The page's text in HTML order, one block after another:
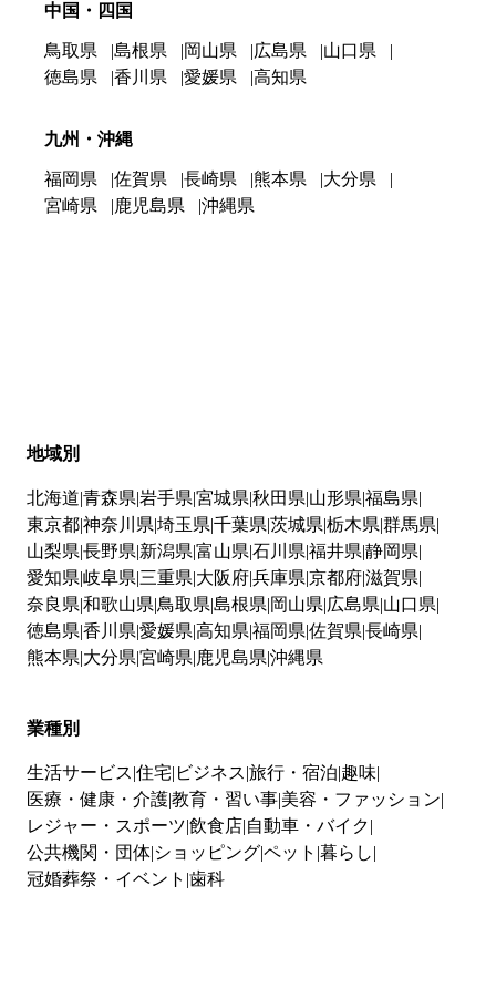
中国・四国
鳥取県 島根県 岡山県 広島県
山口県
徳島県
香川県 愛媛県 高知県
九州・沖縄
福岡県 佐賀県 長崎県 熊本県
大分県
宮崎県
鹿児島県 沖縄県
地域別
北海道 青森県 岩手県 宮城県 秋田県 山形県 福島県
東京都神奈川県 埼玉県 千葉県 茨城県 栃木県 群馬県
山梨県 長野県 新潟県 富山県 石川県 福井県 静岡県
愛知県 岐阜県 三重県 大阪府兵庫県 京都府滋賀県
奈良県 和歌山県 鳥取県 島根県 岡山県 広島県 山口県
徳島県 香川県 愛媛県 高知県 福岡県 佐賀県 長崎県
熊本県 大分県 宮崎県 鹿児島県 沖縄県
業種別
生活サービス 住宅 ビジネス 旅行・宿泊 趣味
医療・健康・介護教育・習い事 美容・ファッション
レジャー・スポーツ 飲食店 自動車・バイク
公共機関・団体 ショッピングペット 暮らし
冠婚葬祭・イベント 歯科